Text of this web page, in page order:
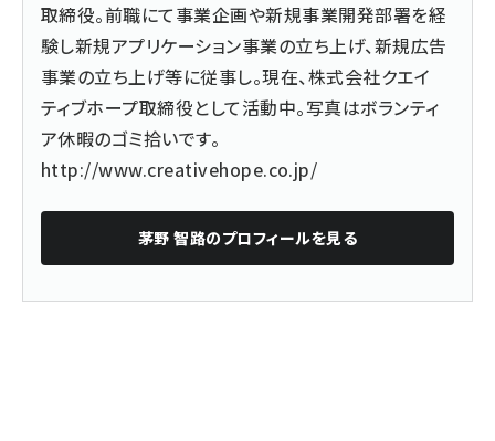
取締役。前職にて事業企画や新規事業開発部署を経
験し新規アプリケーション事業の立ち上げ、新規広告
事業の立ち上げ等に従事し。現在、株式会社クエイ
ティブホープ取締役として活動中。写真はボランティ
ア休暇のゴミ拾いです。
http://www.creativehope.co.jp/
茅野 智路のプロフィールを見る